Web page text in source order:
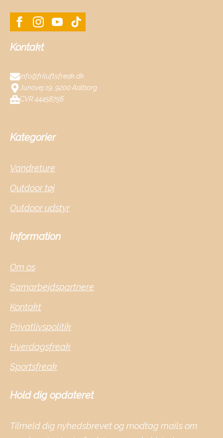
Kontakt
info@friluftsfreak.dk
Junovej 19, 9200 Aalborg
CVR 44458756
Kategorier
Vandreture
Outdoor tøj
Outdoor udstyr
Information
Om os
Samarbejdspartnere
Kontakt
Privatlivspolitik
Hverdagsfreak
Sportsfreak
Hold dig opdateret
Tilmeld dig nyhedsbrevet og modtag mails om